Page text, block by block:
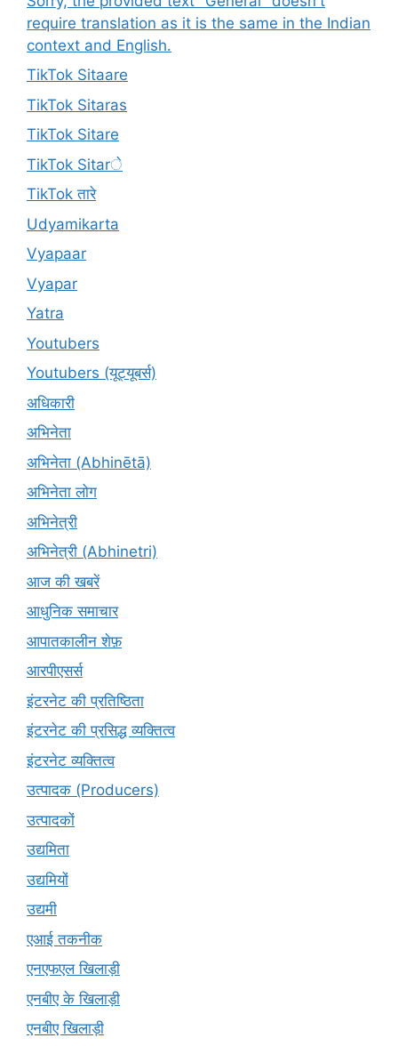
require translation as it is the same in the Indian
context and English.
TikTok Sitaare
TikTok Sitaras
TikTok Sitare
TikTok Sitarे
TikTok तारे
Udyamikarta
Vyapaar
Vyapar
Yatra
Youtubers
Youtubers (यूट्यूबर्स)
अधिकारी
अभिनेता
अभिनेता (Abhinētā)
अभिनेता लोग
अभिनेत्री
अभिनेत्री (Abhinetri)
आज की खबरें
आधुनिक समाचार
आपातकालीन शेफ़
आरपीएसर्स
इंटरनेट की प्रतिष्ठिता
इंटरनेट की प्रसिद्ध व्यक्तित्व
इंटरनेट व्यक्तित्व
उत्पादक (Producers)
उत्पादकों
उद्यमिता
उद्यमियों
उद्यमी
एआई तकनीक
एनएफएल खिलाड़ी
एनबीए के खिलाड़ी
एनबीए खिलाड़ी